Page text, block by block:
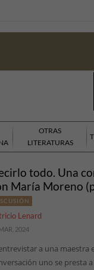
OTRAS
LITERATURAS
todo. Una
María Moreno
Lenard
2024
a una maestra
uno se presta